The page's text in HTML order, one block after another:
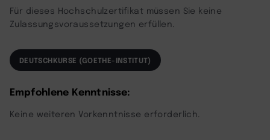
Für dieses Hochschulzertifikat müssen Sie keine
Zulassungsvoraussetzungen erfüllen.
DEUTSCHKURSE (GOETHE-INSTITUT)
Empfohlene Kenntnisse:
Keine weiteren Vorkenntnisse erforderlich.